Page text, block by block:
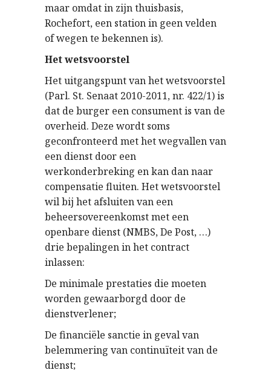
maar omdat in zijn thuisbasis,
Rochefort, een station in geen velden
of wegen te bekennen is).
Het wetsvoorstel
Het uitgangspunt van het wetsvoorstel
(Parl. St. Senaat 2010-2011, nr. 422/1) is
dat de burger een consument is van de
overheid. Deze wordt soms
geconfronteerd met het wegvallen van
een dienst door een
werkonderbreking en kan dan naar
compensatie fluiten. Het wetsvoorstel
wil bij het afsluiten van een
beheersovereenkomst met een
openbare dienst (NMBS, De Post, …)
drie bepalingen in het contract
inlassen:
De minimale prestaties die moeten
worden gewaarborgd door de
dienstverlener;
De financiële sanctie in geval van
belemmering van continuïteit van de
dienst;